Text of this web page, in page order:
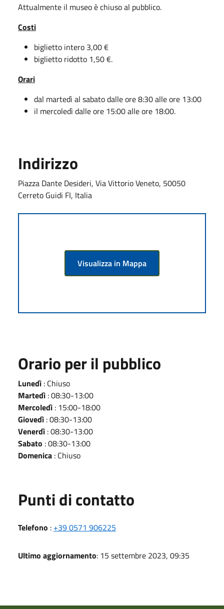
Attualmente il museo è chiuso al pubblico.
Costi
biglietto intero 3,00 €
biglietto ridotto 1,50 €.
Orari
dal martedì al sabato dalle ore 8:30 alle ore 13:00
il mercoledì dalle ore 15:00 alle ore 18:00.
Indirizzo
Piazza Dante Desideri, Via Vittorio Veneto, 50050
Cerreto Guidi FI, Italia
Visualizza in Mappa
Orario per il pubblico
Lunedì : Chiuso
Martedì : 08:30-13:00
Mercoledì : 15:00-18:00
Giovedì : 08:30-13:00
Venerdì : 08:30-13:00
Sabato : 08:30-13:00
Domenica : Chiuso
Punti di contatto
Telefono : +39 0571 906225
Ultimo aggiornamento: 15 settembre 2023, 09:35